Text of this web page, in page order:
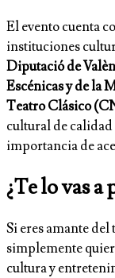
El evento cuenta
instituciones
Diputació de
Escénicas y de la
Teatro Clásico
cultural de
importancia de
¿Te lo vas a
Si eres amante
simplemente
cultura y